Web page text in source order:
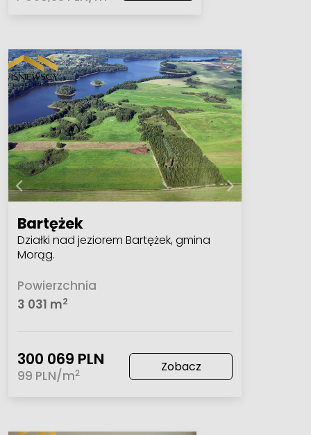
Bartężek
Działki nad jeziorem Bartężek, gmina
Morąg.
Powierzchnia
3 031 m2
300 069 PLN
99 PLN/m2 Zobacz